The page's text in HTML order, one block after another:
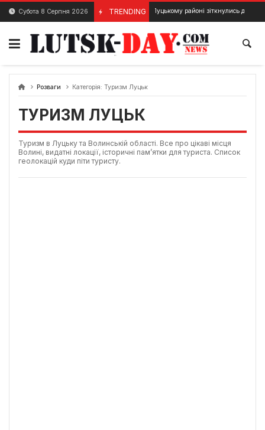
Skip
content
Субота 8 Серпня 2026 TRENDING
8 Березня, 2024 ДТП у Луцькому районі зіткнулись два автомобілі
Розваги Категорія: Туризм Луцьк
ТУРИЗМ ЛУЦЬК
Туризм в Луцьку та Волинській області. Все про цікаві місця
Волині, видатні локації, історичні пам’ятки для туриста. Список
геолокацій куди піти туристу.